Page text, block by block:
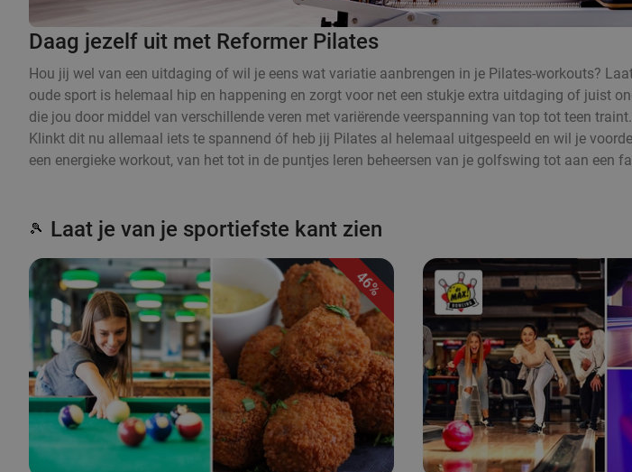
Daag jezelf uit met Reformer Pilates
Hou jij wel van een uitdaging of wil je eens wat variatie aanbrengen in je Pilates-workouts?
oude sport is helemaal hip en happening en zorgt voor net een stukje extra uitdaging of juist
die jou door middel van verschillende veren met variërende veerspanning van top tot teen
Klinkt dit nu allemaal iets te spannend óf heb jij Pilates al helemaal uitgespeeld en wil je
een energieke workout, van het tot in de puntjes leren beheersen van je golfswing tot aan een
🎾 Laat je van je sportiefste kant zien
46%